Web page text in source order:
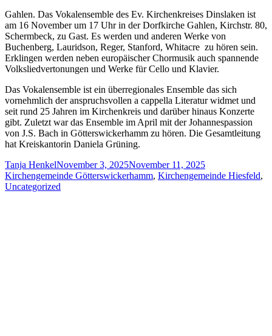
Gahlen. Das Vokalensemble des Ev. Kirchenkreises Dinslaken ist
am 16 November um 17 Uhr in der Dorfkirche Gahlen, Kirchstr. 80,
Schermbeck, zu Gast. Es werden und anderen Werke von
Buchenberg, Lauridson, Reger, Stanford, Whitacre zu hören sein.
Erklingen werden neben europäischer Chormusik auch spannende
Volksliedvertonungen und Werke für Cello und Klavier.
Das Vokalensemble ist ein überregionales Ensemble das sich
vornehmlich der anspruchsvollen a cappella Literatur widmet und
seit rund 25 Jahren im Kirchenkreis und darüber hinaus Konzerte
gibt. Zuletzt war das Ensemble im April mit der Johannespassion
von J.S. Bach in Götterswickerhamm zu hören. Die Gesamtleitung
hat Kreiskantorin Daniela Grüning.
Author
Tanja HenkelPosted
on
November 3, 2025November 11, 2025Categories
Kirchengemeinde Götterswickerhamm, Kirchengemeinde Hiesfeld,
Uncategorized